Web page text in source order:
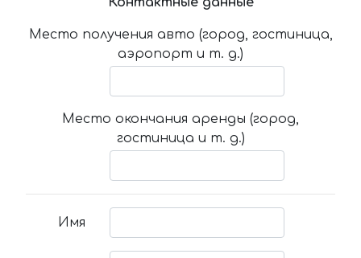
Место получения авто (город, гостиница,
аэропорт и т. д.)
Место окончания аренды (город,
гостиница и т. д.)
Имя